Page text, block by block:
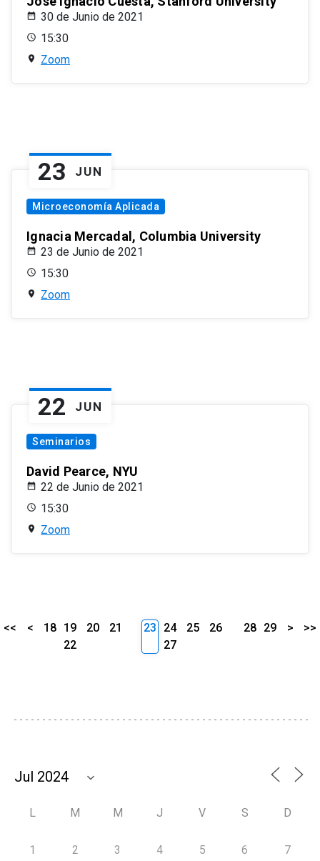
30 de Junio de 2021
15:30
Zoom
23 JUN
Microeconomía Aplicada
Ignacia Mercadal, Columbia University
23 de Junio de 2021
15:30
Zoom
22 JUN
Seminarios
David Pearce, NYU
22 de Junio de 2021
15:30
Zoom
<< < 18 19 20
21
22
23 24 25
26
27
28 29 > >>
L M M J V S D
1 2 3 4 5 6 7